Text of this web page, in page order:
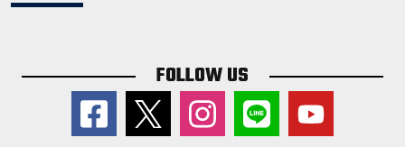
FOLLOW US